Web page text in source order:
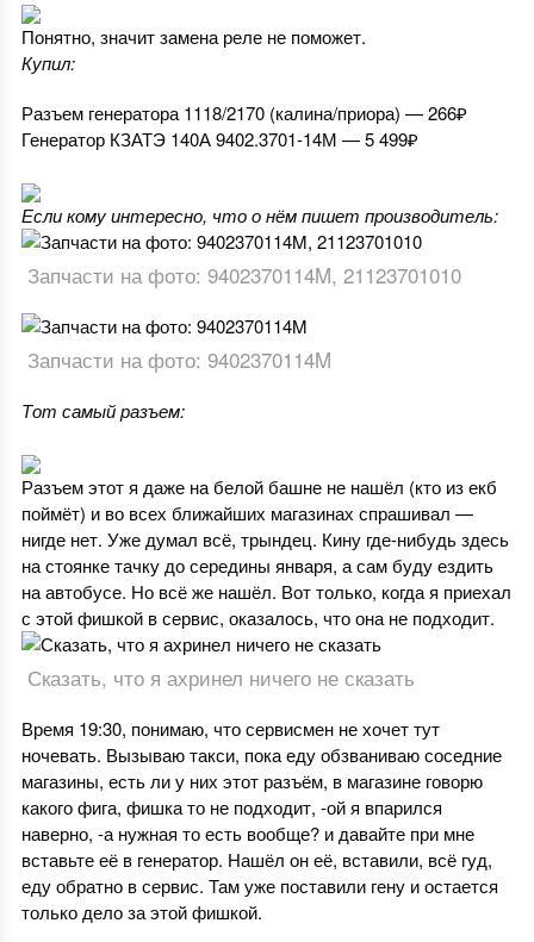
Понятно, значит замена реле не поможет.
Купил:
Разъем генератора 1118/2170 (калина/приора) — 266₽
Генератор КЗАТЭ 140А 9402.3701-14М — 5 499₽
Если кому интересно, что о нём пишет производитель:
Запчасти на фото: 9402370114M, 21123701010
Запчасти на фото: 9402370114M
Тот самый разъем:
Разъем этот я даже на белой башне не нашёл (кто из екб
поймёт) и во всех ближайших магазинах спрашивал —
нигде нет. Уже думал всё, трындец. Кину где-нибудь здесь
на стоянке тачку до середины января, а сам буду ездить
на автобусе. Но всё же нашёл. Вот только, когда я приехал
с этой фишкой в сервис, оказалось, что она не подходит.
Сказать, что я ахринел ничего не сказать
Время 19:30, понимаю, что сервисмен не хочет тут
ночевать. Вызываю такси, пока еду обзваниваю соседние
магазины, есть ли у них этот разъём, в магазине говорю
какого фига, фишка то не подходит, -ой я впарился
наверно, -а нужная то есть вообще? и давайте при мне
вставьте её в генератор. Нашёл он её, вставили, всё гуд,
еду обратно в сервис. Там уже поставили гену и остается
только дело за этой фишкой.